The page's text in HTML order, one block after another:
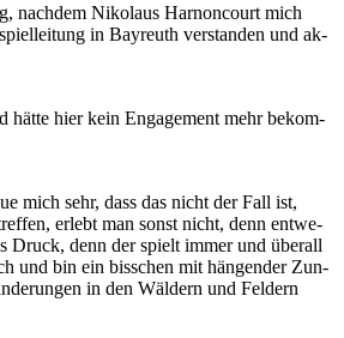
nach­dem Ni­ko­laus Har­non­court mich
in Bay­reuth ver­stan­den und ak­
hät­te hier kein En­ga­ge­ment mehr be­kom­
mich sehr, dass das nicht der Fall ist,
er­lebt man sonst nicht, denn ent­we­
Druck, denn der spielt im­mer und über­all
und bin ein biss­chen mit hän­gen­der Zun­
in den Wäl­dern und Fel­dern